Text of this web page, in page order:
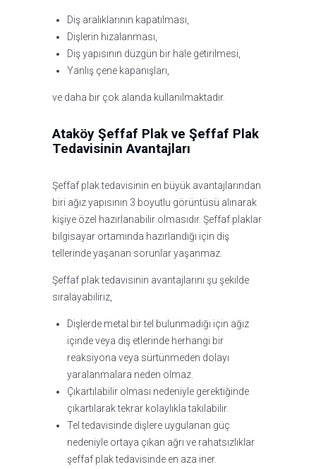
Diş aralıklarının kapatılması,
Dişlerin hizalanması,
Diş yapısının düzgün bir hale getirilmesi,
Yanlış çene kapanışları,
ve daha bir çok alanda kullanılmaktadır.
Ataköy Şeffaf Plak ve Şeffaf Plak
Tedavisinin Avantajları
Şeffaf plak tedavisinin en büyük avantajlarından
biri ağız yapısının 3 boyutlu görüntüsü alınarak
kişiye özel hazırlanabilir olmasıdır. Şeffaf plaklar
bilgisayar ortamında hazırlandığı için diş
tellerinde yaşanan sorunlar yaşanmaz.
Şeffaf plak tedavisinin avantajlarını şu şekilde
sıralayabiliriz,
Dişlerde metal bir tel bulunmadığı için ağız
içinde veya diş etlerinde herhangi bir
reaksiyona veya sürtünmeden dolayı
yaralanmalara neden olmaz.
Çıkartılabilir olması nedeniyle gerektiğinde
çıkartılarak tekrar kolaylıkla takılabilir.
Tel tedavisinde dişlere uygulanan güç
nedeniyle ortaya çıkan ağrı ve rahatsızlıklar
şeffaf plak tedavisinde en aza iner.